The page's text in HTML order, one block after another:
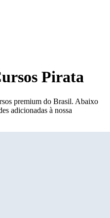
Pirata
premium do Brasil. Abaixo
adicionadas à nossa